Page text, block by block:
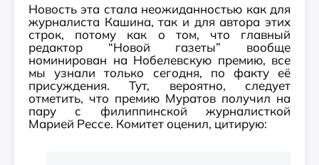
Новость эта стала неожиданностью как для
журналиста Кашина, так и для автора этих
строк, потому как о том, что главный
редактор “Новой газеты” вообще
номинирован на Нобелевскую премию, все
мы узнали только сегодня, по факту её
присуждения. Тут, вероятно, следует
отметить, что премию Муратов получил на
пару с филиппинской журналисткой
Марией Рессе. Комитет оценил, цитирую: